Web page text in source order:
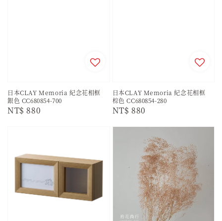
日本CLAY Memoria 紀念花相框
銀色 CC680854-700
Regular
NT$ 880
日本CLAY Memoria 紀念花相框
棕色 CC680854-280
Regular
NT$ 880